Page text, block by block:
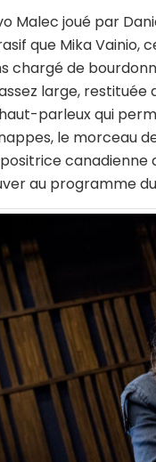
Malec joué par
que Mika Vainio,
chargé de
large,
parleux qui
le
canadienne
au programme